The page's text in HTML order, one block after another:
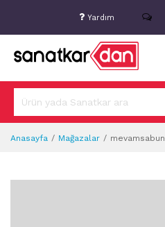
Yardım
Anasayfa Mağazalar mevamsabun